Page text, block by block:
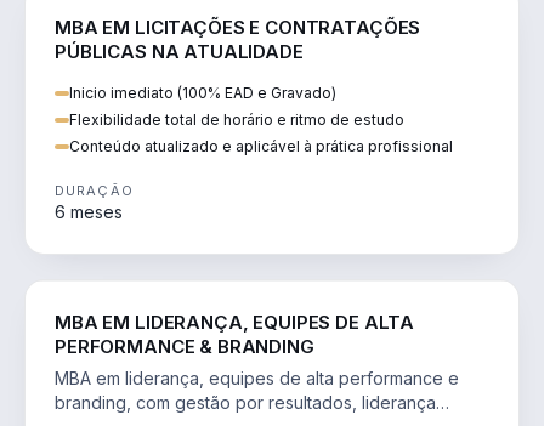
MBA EM LICITAÇÕES E CONTRATAÇÕES
PÚBLICAS NA ATUALIDADE
Inicio imediato (100% EAD e Gravado)
Flexibilidade total de horário e ritmo de estudo
Conteúdo atualizado e aplicável à prática profissional
DURAÇÃO
6 meses
MBA EM LIDERANÇA, EQUIPES DE ALTA
PERFORMANCE & BRANDING
MBA em liderança, equipes de alta performance e
branding, com gestão por resultados, liderança